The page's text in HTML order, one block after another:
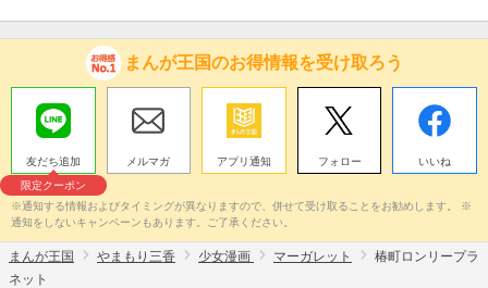
まんが王国のお得情報を受け取ろう
友だち追加
限定クーポン
メルマガ アプリ通知 フォロー いいね
※通知する情報およびタイミングが異なりますので、併せて受け取ることをお勧めします。 ※
通知をしないキャンペーンもあります。ご了承ください。
まんが王国 やまもり三香 少女漫画 マーガレット
椿町ロンリープラ
ネット